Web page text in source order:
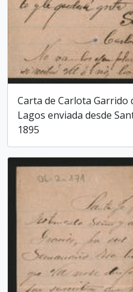
Carta de Carlota Garrido
Lagos enviada desde
1895